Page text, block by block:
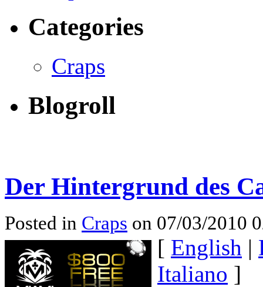
Categories
Craps
Blogroll
Der Hintergrund des
Posted in Craps on 07/03/2010
[ English |
Italiano ]